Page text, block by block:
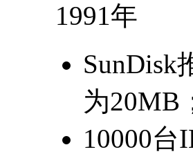
1991年
SunDisk
为20MB
10000台